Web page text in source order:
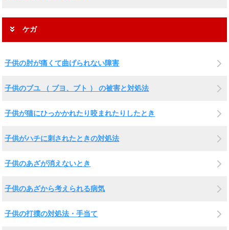
ケガ
子供の肘が痛くて曲げられない障害
子供のブユ （ ブヨ、ブト ） の被害と対処法
子供が猫にひっかかれたり咬まれたりしたとき
子供がハチに刺されたときの対処法
子供のあざが消えないとき
子供のあざから考えられる病気
子供の打撲の対処法・手当て